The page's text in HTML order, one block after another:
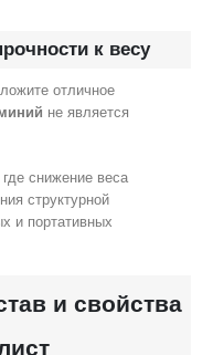
к весу
отличное
не является
снижение веса
структурной
и портативных
и свойства